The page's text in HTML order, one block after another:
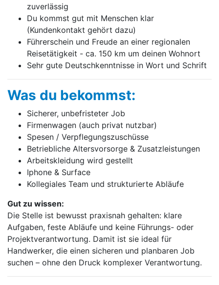
zuverlässig
Du kommst gut mit Menschen klar
(Kundenkontakt gehört dazu)
Führerschein und Freude an einer regionalen
Reisetätigkeit - ca. 150 km um deinen Wohnort
Sehr gute Deutschkenntnisse in Wort und Schrift
Was du bekommst:
Sicherer, unbefristeter Job
Firmenwagen (auch privat nutzbar)
Spesen / Verpflegungszuschüsse
Betriebliche Altersvorsorge & Zusatzleistungen
Arbeitskleidung wird gestellt
Iphone & Surface
Kollegiales Team und strukturierte Abläufe
Gut zu wissen:
Die Stelle ist bewusst praxisnah gehalten: klare
Aufgaben, feste Abläufe und keine Führungs- oder
Projektverantwortung. Damit ist sie ideal für
Handwerker, die einen sicheren und planbaren Job
suchen – ohne den Druck komplexer Verantwortung.